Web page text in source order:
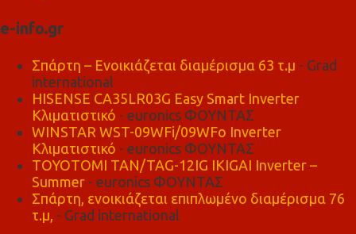
e-info.gr
Σπάρτη – Ενοικιάζεται διαμέρισμα 63 τ.μ - Grad
international
HISENSE CA35LR03G Easy Smart Inverter
Κλιματιστικό - euronics ΦΟΥΝΤΑΣ
WINSTAR WST-09WFi/09WFo Inverter
Κλιματιστικό - euronics ΦΟΥΝΤΑΣ
TOYOTOMI TAN/TAG-12IG IKIGAI Inverter –
Summer - euronics ΦΟΥΝΤΑΣ
Σπάρτη, ενοικιάζεται επιπλωμένο διαμέρισμα 76
τ.μ, - Grad international